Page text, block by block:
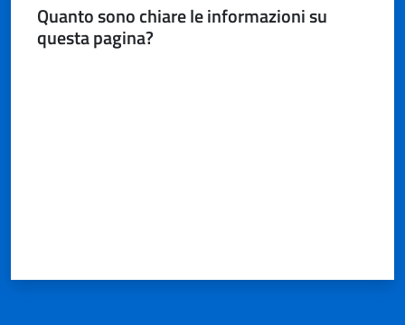
Quanto sono chiare le informazioni su
questa pagina?